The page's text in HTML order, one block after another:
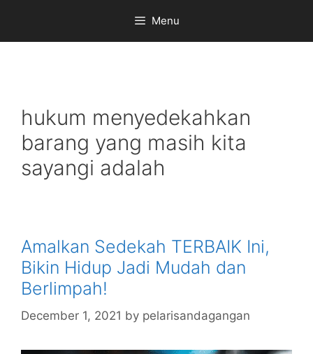
content
Menu
hukum menyedekahkan
barang yang masih kita
sayangi adalah
Amalkan Sedekah TERBAIK Ini,
Bikin Hidup Jadi Mudah dan
Berlimpah!
December 1, 2021 by pelarisandagangan